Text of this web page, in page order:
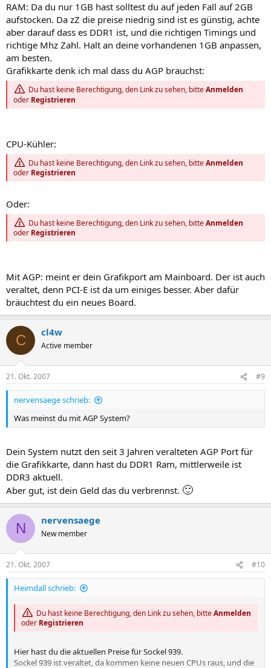
RAM: Da du nur 1GB hast solltest du auf jeden Fall auf 2GB
aufstocken. Da zZ die preise niedrig sind ist es günstig, achte
aber darauf dass es DDR1 ist, und die richtigen Timings und
richtige Mhz Zahl. Halt an deine vorhandenen 1GB anpassen,
am besten.
Grafikkarte denk ich mal dass du AGP brauchst:
Du hast keine Berechtigung, den Link zu sehen, bitteAnmelden
oder Registrieren
CPU-Kühler:
Du hast keine Berechtigung, den Link zu sehen, bitteAnmelden
oder Registrieren
Oder:
Du hast keine Berechtigung, den Link zu sehen, bitteAnmelden
oder Registrieren
Mit AGP: meint er dein Grafikport am Mainboard. Der ist auch
veraltet, denn PCI-E ist da um einiges besser. Aber dafür
bräuchtest du ein neues Board.
C cl4w
Active member
21. Okt. 2007 #9
nervensaege schrieb:
Was meinst du mit AGP System?
Dein System nutzt den seit 3 Jahren veralteten AGP Port für
die Grafikkarte, dann hast du DDR1 Ram, mittlerweile ist
DDR3 aktuell.
Aber gut, ist dein Geld das du verbrennst. 🙂
N nervensaege
New member
21. Okt. 2007 #10
Heimdall schrieb:
Du hast keine Berechtigung, den Link zu sehen, bitteAnmelden
oder Registrieren
Hier hast du die aktuellen Preise für Sockel 939.
Sockel 939 ist veraltet, da kommen keine neuen CPUs raus, und die